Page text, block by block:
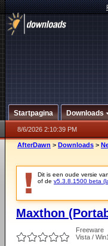
Startpagina Downloads
8/6/2026 2:10:39 PM
AfterDawn > Downloads >
Dit is een oude versie
of de v5.3.8.1500 beta
Maxthon
Freeware
Vista /